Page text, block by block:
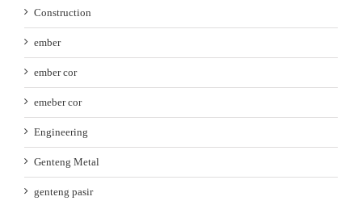
Construction
ember
ember cor
emeber cor
Engineering
Genteng Metal
genteng pasir